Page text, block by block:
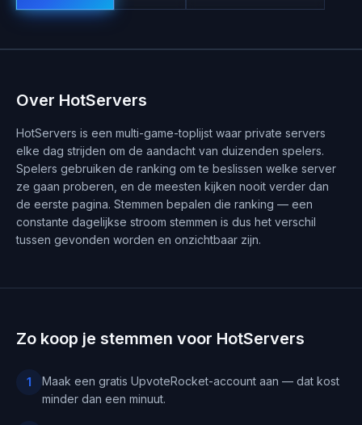
Over HotServers
HotServers is een multi-game-toplijst waar private servers
elke dag strijden om de aandacht van duizenden spelers.
Spelers gebruiken de ranking om te beslissen welke server
ze gaan proberen, en de meesten kijken nooit verder dan
de eerste pagina. Stemmen bepalen die ranking — een
constante dagelijkse stroom stemmen is dus het verschil
tussen gevonden worden en onzichtbaar zijn.
Zo koop je stemmen voor HotServers
1
Maak een gratis UpvoteRocket-account aan — dat kost
minder dan een minuut.